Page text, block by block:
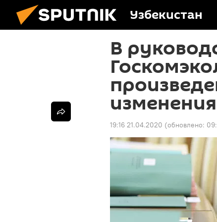
Узбекистан
В
изменения
19:16 21.04.2020 (обновлено: